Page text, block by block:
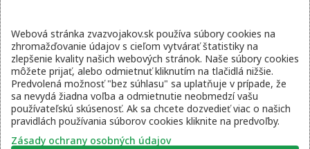
Kontaktné údaje
email: tajomnik@zvsr.sk
telefón: 0908535335
vojenská linka: 0960 333 818
Webová stránka zvazvojakov.sk používa súbory cookies na
zhromažďovanie údajov s cieľom vytvárať štatistiky na
zlepšenie kvality našich webových stránok. Naše súbory cookies
môžete prijať, alebo odmietnuť kliknutím na tlačidlá nižšie.
Predvolená možnosť "bez súhlasu" sa uplatňuje v prípade, že
sa nevydá žiadna voľba a odmietnutie neobmedzí vašu
používateľskú skúsenosť. Ak sa chcete dozvedieť viac o našich
pravidlách používania súborov cookies kliknite na predvoľby.
Zásady ochrany osobných údajov